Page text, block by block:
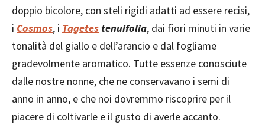
doppio bicolore, con steli rigidi adatti ad essere recisi,
i Cosmos, i Tagetes tenuifolia, dai fiori minuti in varie
tonalità del giallo e dell’arancio e dal fogliame
gradevolmente aromatico. Tutte essenze conosciute
dalle nostre nonne, che ne conservavano i semi di
anno in anno, e che noi dovremmo riscoprire per il
piacere di coltivarle e il gusto di averle accanto.